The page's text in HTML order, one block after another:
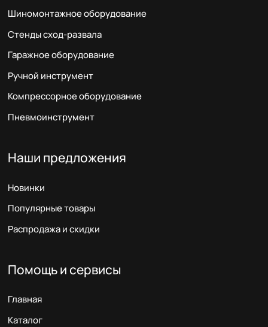
Шиномонтажное оборудование
Стенды сход-развала
Гаражное оборудование
Ручной инструмент
Компрессорное оборудование
Пневмоинструмент
Наши предложения
Новинки
Популярные товары
Распродажа и скидки
Помощь и сервисы
Главная
Каталог